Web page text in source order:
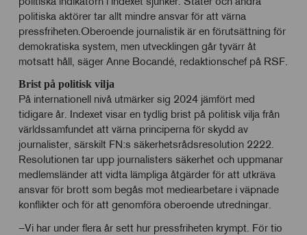
politiska aktörer tar allt mindre ansvar för att värna
pressfriheten.Oberoende journalistik är en förutsättning för
demokratiska system, men utvecklingen går tyvärr åt
motsatt håll, säger Anne Bocandé, redaktionschef på RSF.
Brist på politisk vilja
På internationell nivå utmärker sig 2024 jämfört med
tidigare år. Indexet visar en tydlig brist på politisk vilja från
världssamfundet att värna principerna för skydd av
journalister, särskilt FN:s säkerhetsrådsresolution 2222.
Resolutionen tar upp journalisters säkerhet och uppmanar
medlemsländer att vidta lämpliga åtgärder för att utkräva
ansvar för brott som begås mot mediearbetare i väpnade
konflikter och för att genomföra oberoende utredningar.
–Vi har under flera år sett hur pressfriheten krympt. För tio